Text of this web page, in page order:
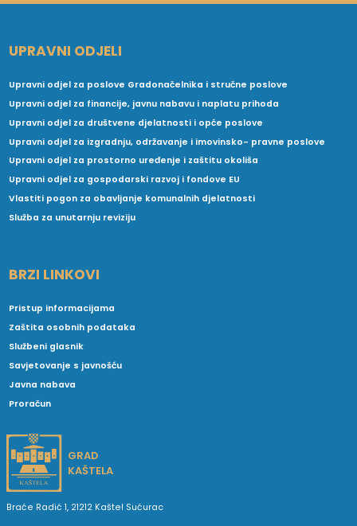
UPRAVNI ODJELI
Upravni odjel za poslove Gradonačelnika i stručne poslove
Upravni odjel za financije, javnu nabavu i naplatu prihoda
Upravni odjel za društvene djelatnosti i opće poslove
Upravni odjel za izgradnju, održavanje i imovinsko- pravne poslove
Upravni odjel za prostorno uređenje i zaštitu okoliša
Upravni odjel za gospodarski razvoj i fondove EU
Vlastiti pogon za obavljanje komunalnih djelatnosti
Služba za unutarnju reviziju
BRZI LINKOVI
Pristup informacijama
Zaštita osobnih podataka
Službeni glasnik
Savjetovanje s javnošću
Javna nabava
Proračun
GRAD
KAŠTELA
Braće Radić 1, 21212 Kaštel Sućurac